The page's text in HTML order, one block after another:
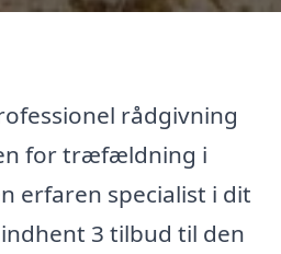
rådgivning
for træfældning i
erfaren specialist i dit
3 tilbud til den